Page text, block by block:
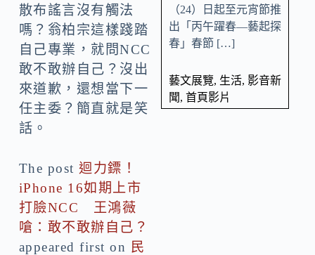
散布謠言沒有觸法
嗎？翁柏宗這樣踐踏
自己專業，就問NCC
敢不敢辦自己？沒出
來道歉，還想當下一
任主委？簡直就是笑
話。
The post迴力鏢！
iPhone 16如期上市
打臉NCC 王鴻薇
嗆：敢不敢辦自己？
appeared first on 民
（24）日起至元宵節推
出「丙午躍春—藝起探
春」春節 […]
藝文展覽, 生活, 影音新
聞, 首頁影片